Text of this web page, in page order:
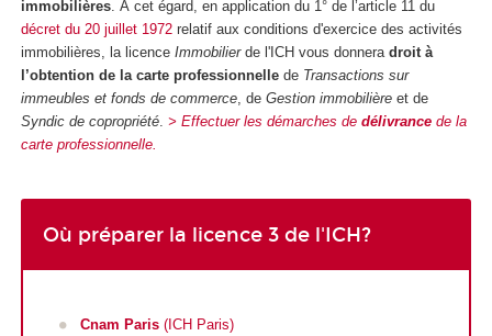
immobilières. À cet égard, en application du 1° de l’article 11 du
décret du 20 juillet 1972 relatif aux conditions d'exercice des activités
immobilières, la licence Immobilierde l'ICH vous donnera droit à
l’obtention de la carte professionnelle de Transactions sur
immeubles et fonds de commerce, de Gestion immobilière et de
Syndic de copropriété. > Effectuer les démarches de délivrance de la
carte professionnelle.
Où préparer la licence 3 de l'ICH?
Cnam Paris (ICH Paris)